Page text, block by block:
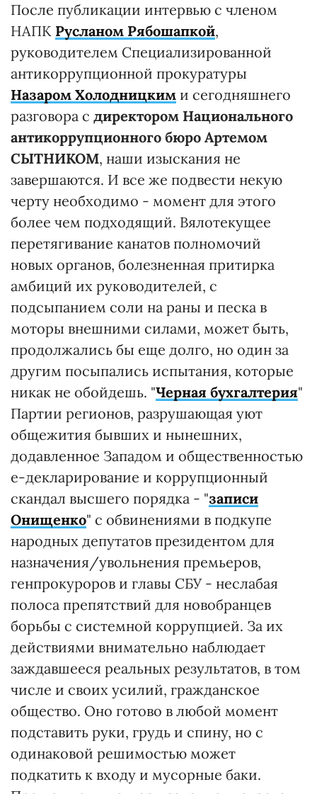
После публикации интервью с членом
НАПК Русланом Рябошапкой,
руководителем Специализированной
антикоррупционной прокуратуры
Назаром Холодницким и сегодняшнего
разговора с директором Национального
антикоррупционного бюро Артемом
СЫТНИКОМ, наши изыскания не
завершаются. И все же подвести некую
черту необходимо - момент для этого
более чем подходящий. Вялотекущее
перетягивание канатов полномочий
новых органов, болезненная притирка
амбиций их руководителей, с
подсыпанием соли на раны и песка в
моторы внешними силами, может быть,
продолжались бы еще долго, но один за
другим посыпались испытания, которые
никак не обойдешь. "Черная бухгалтерия"
Партии регионов, разрушающая уют
общежития бывших и нынешних,
додавленное Западом и общественностью
е-декларирование и коррупционный
скандал высшего порядка - "записи
Онищенко" с обвинениями в подкупе
народных депутатов президентом для
назначения/увольнения премьеров,
генпрокуроров и главы СБУ - неслабая
полоса препятствий для новобранцев
борьбы с системной коррупцией. За их
действиями внимательно наблюдает
заждавшееся реальных результатов, в том
числе и своих усилий, гражданское
общество. Оно готово в любой момент
подставить руки, грудь и спину, но с
одинаковой решимостью может
подкатить к входу и мусорные баки.